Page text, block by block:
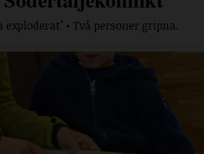
exploderat" • Två personer gripna.